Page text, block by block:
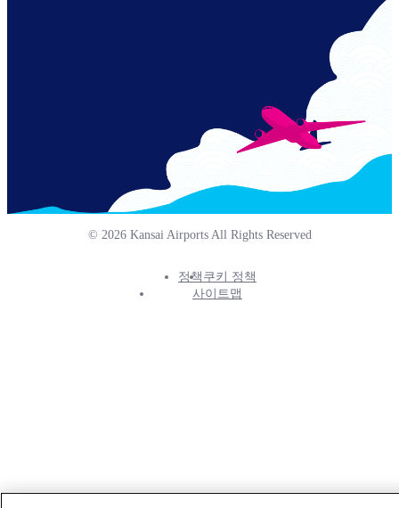
© 2026 Kansai Airports All Rights Reserved
Footer
정책 쿠키 정책
사이트맵